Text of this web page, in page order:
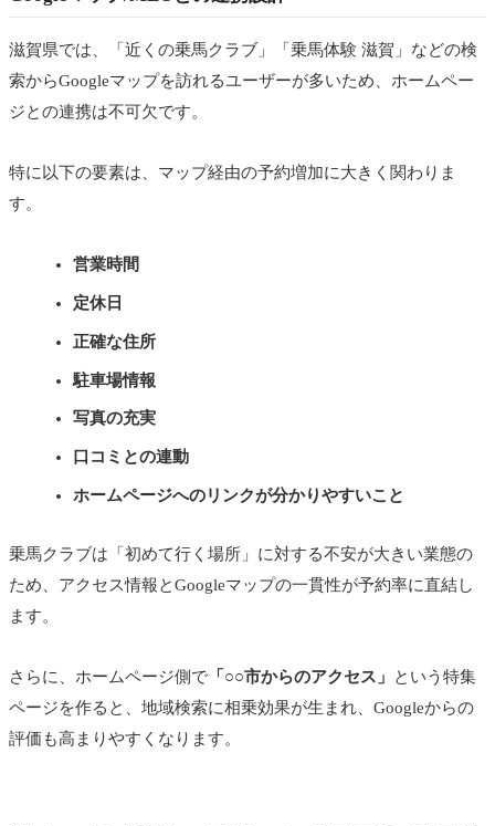
滋賀県では、「近くの乗馬クラブ」「乗馬体験 滋賀」などの検
索からGoogleマップを訪れるユーザーが多いため、ホームペー
ジとの連携は不可欠です。
特に以下の要素は、マップ経由の予約増加に大きく関わりま
す。
営業時間
定休日
正確な住所
駐車場情報
写真の充実
口コミとの連動
ホームページへのリンクが分かりやすいこと
乗馬クラブは「初めて行く場所」に対する不安が大きい業態の
ため、アクセス情報とGoogleマップの一貫性が予約率に直結し
ます。
さらに、ホームページ側で 「○○市からのアクセス」
という特集
ページを作ると、地域検索に相乗効果が生まれ、Googleからの
評価も高まりやすくなります。